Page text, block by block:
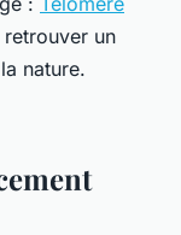
un
nature.